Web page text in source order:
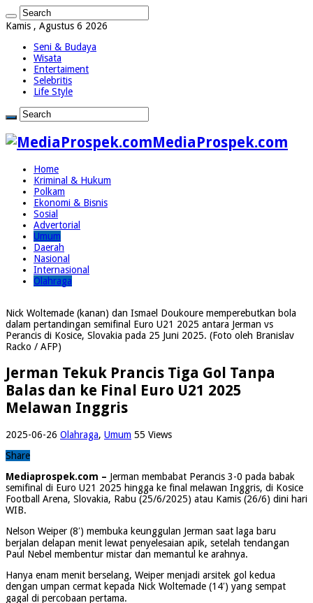
Kamis , Agustus 6 2026
Seni & Budaya
Wisata
Entertaiment
Selebritis
Life Style
MediaProspek.com
Home
Kriminal & Hukum
Polkam
Ekonomi & Bisnis
Sosial
Advertorial
Umum
Daerah
Nasional
Internasional
Olahraga
Nick Woltemade (kanan) dan Ismael Doukoure memperebutkan bola
dalam pertandingan semifinal Euro U21 2025 antara Jerman vs
Perancis di Kosice, Slovakia pada 25 Juni 2025. (Foto oleh Branislav
Racko / AFP)
Jerman Tekuk Prancis Tiga Gol Tanpa
Balas dan ke Final Euro U21 2025
Melawan Inggris
2025-06-26 Olahraga, Umum 55 Views
Share
Mediaprospek.com – Jerman membabat Perancis 3-0 pada babak
semifinal di Euro U21 2025 hingga ke final melawan Inggris, di Kosice
Football Arena, Slovakia, Rabu (25/6/2025) atau Kamis (26/6) dini hari
WIB.
Nelson Weiper (8′) membuka keunggulan Jerman saat laga baru
berjalan delapan menit lewat penyelesaian apik, setelah tendangan
Paul Nebel membentur mistar dan memantul ke arahnya.
Hanya enam menit berselang, Weiper menjadi arsitek gol kedua
dengan umpan cermat kepada Nick Woltemade (14′) yang sempat
gagal di percobaan pertama.